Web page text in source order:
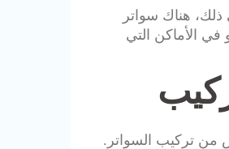
ذلك، هناك سواتر
في الأماكن التي
من تركيب السواتر.